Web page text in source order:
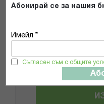
Абонирай се за нашия
Имейл *
Съгласен съм с общите
Прочетох и се
поверителност *